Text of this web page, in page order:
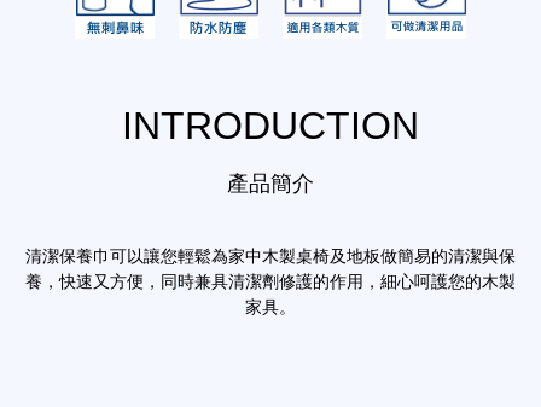
INTRODUCTION
產品簡介
清潔保養巾可以讓您輕鬆為家中木製桌椅及地板做簡易的清潔與保
養，快速又方便，同時兼具清潔劑修護的作用，細心呵護您的木製
家具。